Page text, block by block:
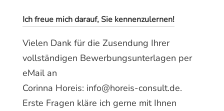
Ich freue mich darauf, Sie kennenzulernen!
Vielen Dank für die Zusendung Ihrer
vollständigen Bewerbungsunterlagen per
eMail an
Corinna Horeis: info@horeis-consult.de.
Erste Fragen kläre ich gerne mit Ihnen